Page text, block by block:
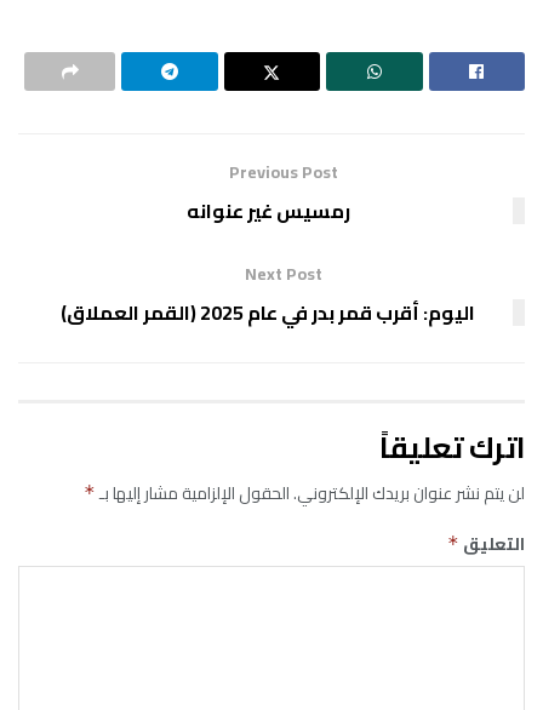
Previous Post
رمسيس غير عنوانه
Next Post
اليوم: أقرب قمر بدر في عام 2025 (القمر العملاق)
اترك تعليقاً
لن يتم نشر عنوان بريدك الإلكتروني.الحقول الإلزامية مشار إليها بـ*
التعليق *